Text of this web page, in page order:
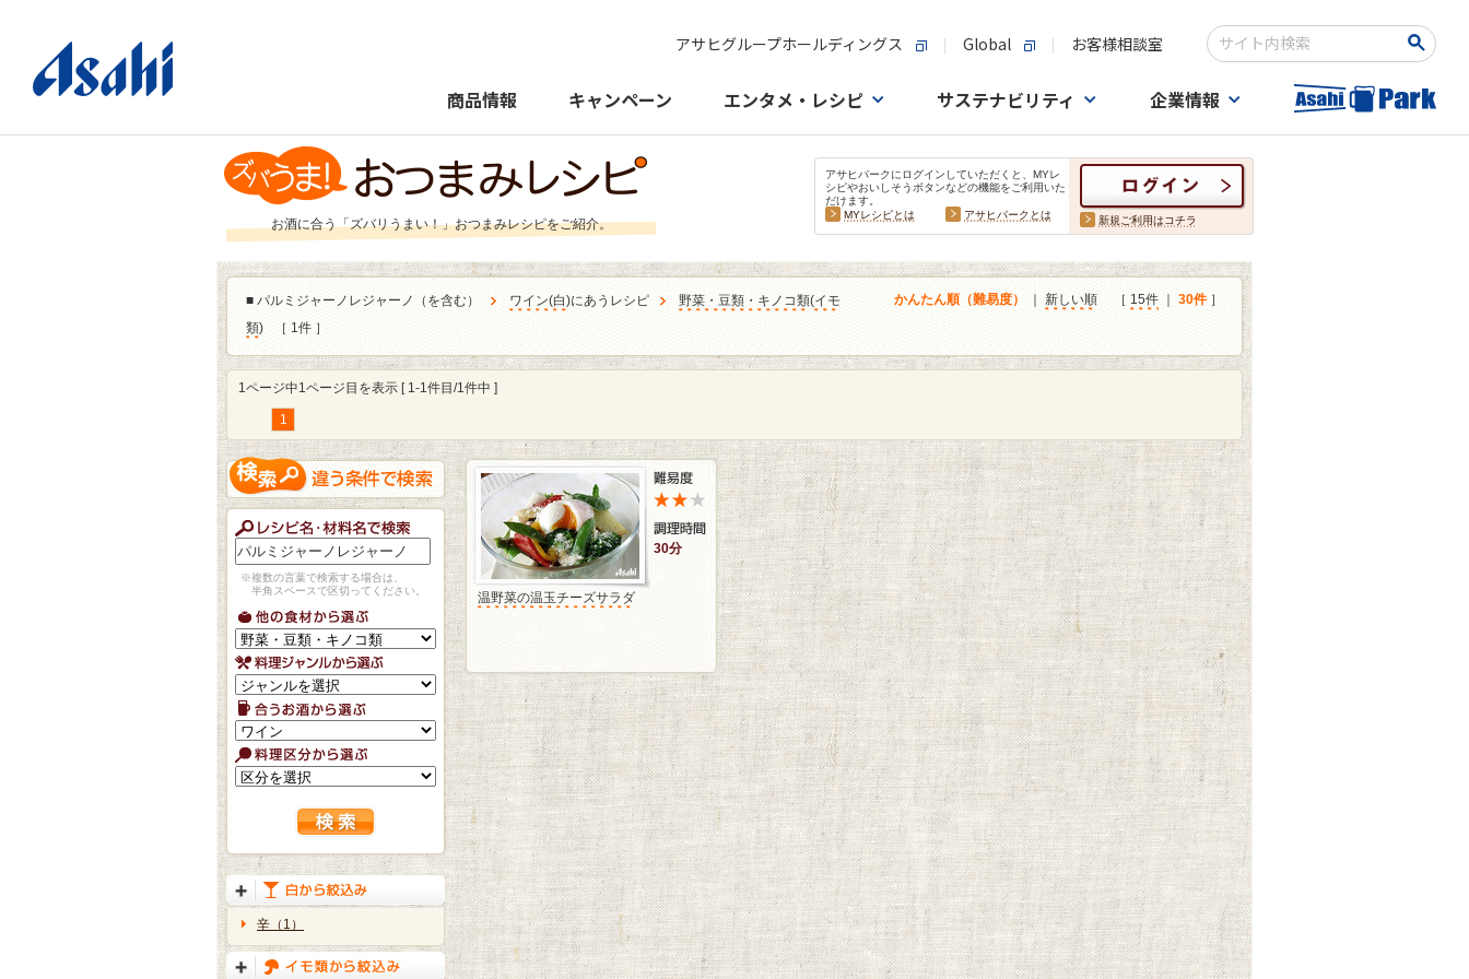
アサヒグループホールディングス Global お客様相談室
検索キーワード入力
商品情報 キャンペーン エンタメ・レシピ サステナビリティ 企業情報
お酒に合う「ズバリうまい！」おつまみレシピをご紹介。
アサヒパークにログインしていただくと、MYレ
シピやおいしそうボタンなどの機能をご利用いた
だけます。
MYレシピとは
アサヒパークとは 新規ご利用はコチラ
■ パルミジャーノレジャーノ（を含む） ワイン(白)にあうレシピ 野菜・豆類・キノコ類(イモ
類) ［ 1件 ］
かんたん順（難易度） 新しい順 ［ 15件 30件 ］
1ページ中1ページ目を表示 [ 1-1件目/1件中 ]
1
※複数の言葉で検索する場合は、
半角スペースで区切ってください。
辛（1）
30分
温野菜の温玉チーズサラダ